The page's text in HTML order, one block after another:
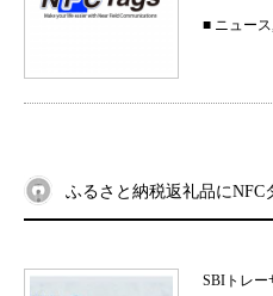
■ ニュース
ふるさと納税返礼品に
SBIトレー